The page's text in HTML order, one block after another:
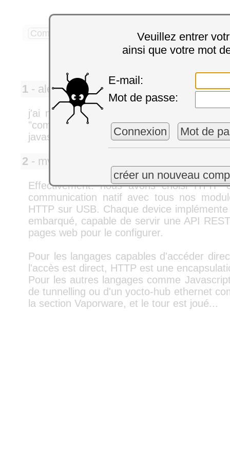
Veuillez entrer
ainsi que votre mot
E-mail:
Mot de passe:
Connexion Mot de
créer un nouveau
Commenter 2 commentaires
1 - alex_mass Lundi 12
j'ai ma réponse à la question du jour
"comment vont-ils faire pour piloter
javascript?"
2 - mvuilleu
Effectivement: nous avons choisi HTTP
communication natif avec tous nos
HTTP sur USB. Chaque device
embarqué, capable de servir une API
pages web pour le configurer.
Pour les langages capables d'accéder
l'accès est direct, HTTP est une
Pour les autres langages comme
de tunnelling ou d'un yocto-hub ethernet
la section Vaporware, et le tour est joué...